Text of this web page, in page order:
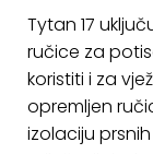
Tytan 17
ručice za
koristiti i za
opremljen
izolaciju